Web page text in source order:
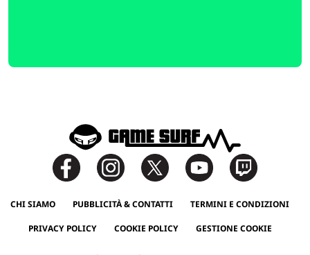
CHI SIAMO PUBBLICITÀ & CONTATTI TERMINI E CONDIZIONI
PRIVACY POLICY COOKIE POLICY GESTIONE COOKIE